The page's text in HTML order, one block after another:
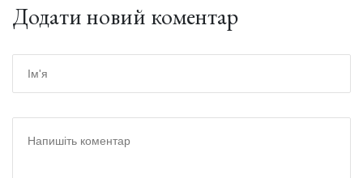
Додати новий коментар